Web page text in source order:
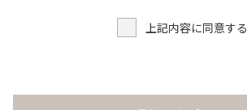
上記内容に同意する